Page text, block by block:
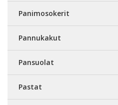
Panimosokerit
Pannukakut
Pansuolat
Pastat